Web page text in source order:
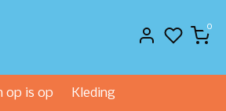
0
op is op Kleding